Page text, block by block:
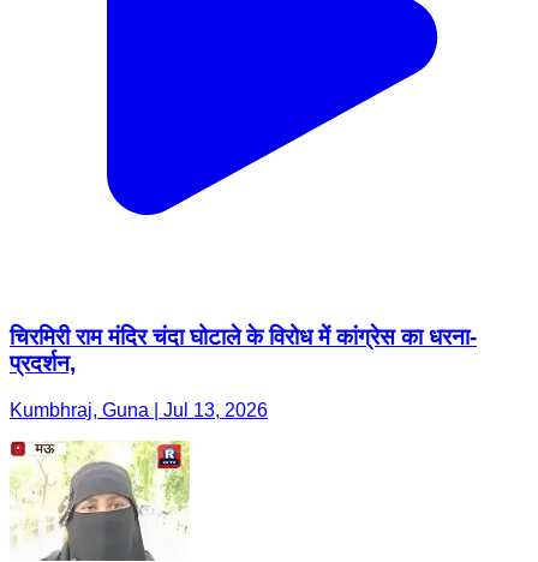
चिरमिरी राम मंदिर चंदा घोटाले के विरोध में कांग्रेस का धरना-
प्रदर्शन,
Kumbhraj, Guna | Jul 13, 2026